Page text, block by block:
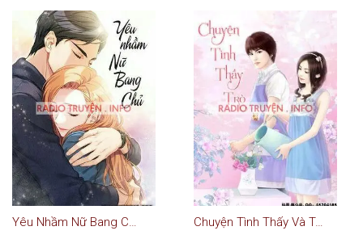
Yêu Nhầm Nữ Bang Chủ - Truyện Teen Chuyện Tình Thấy Và Trò